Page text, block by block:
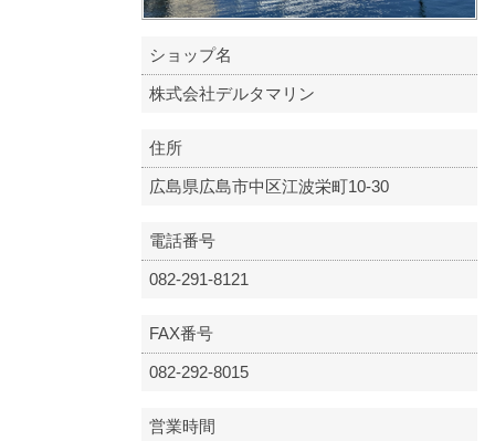
ショップ名
株式会社デルタマリン
住所
広島県広島市中区江波栄町10-30
電話番号
082-291-8121
FAX番号
082-292-8015
営業時間